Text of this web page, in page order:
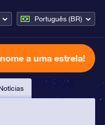
Português (BR)
a uma estrela!